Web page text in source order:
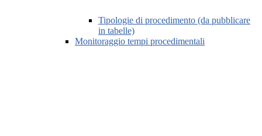
Tipologie di procedimento (da pubblicare
in tabelle)
Monitoraggio tempi procedimentali